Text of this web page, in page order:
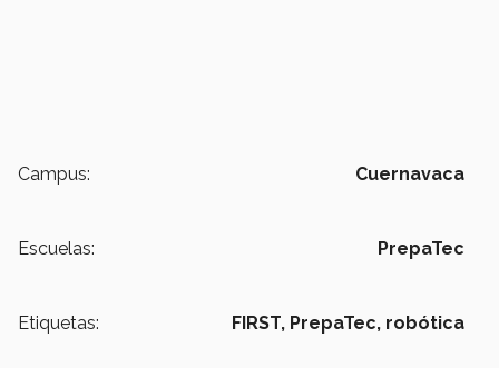
Campus: Cuernavaca
Escuelas: PrepaTec
Etiquetas: FIRST, PrepaTec, robótica